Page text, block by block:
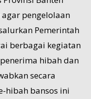
pengelolaan
Pemerintah
berbagai kegiatan
hibah dan
secara
hibah bansos ini